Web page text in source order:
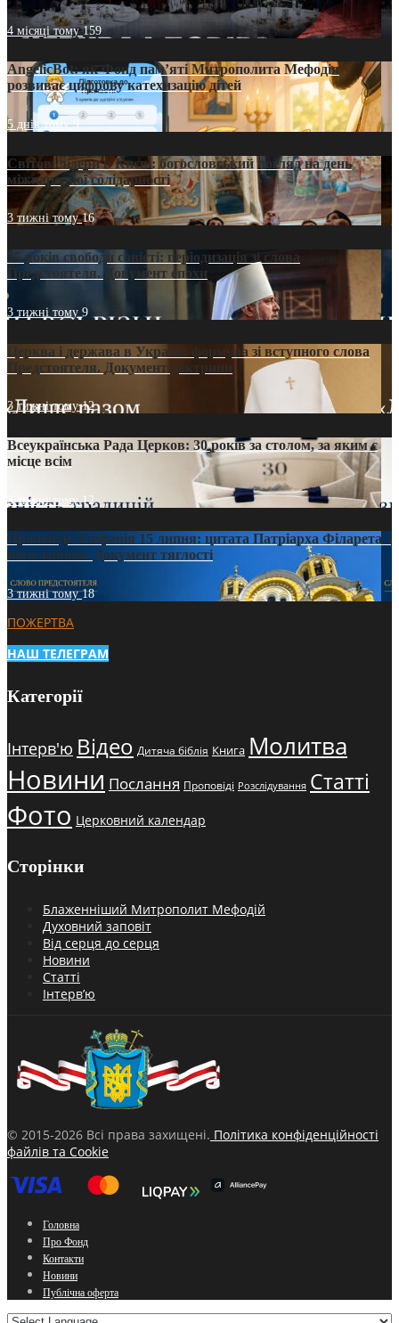
4 місяці тому159
AngelicBot: як Фонд пам’яті Митрополита Мефодія
розвиває цифрову катехизацію дітей
5 днів тому9
Світові лідери в Києві: богословський погляд на день
міжнародної солідарності
3 тижні тому16
35 років свободи совісті: періодизація зі слова
Предстоятеля. Документ епохи
3 тижні тому 9
Церква і держава в Україні: формула зі вступного слова
Предстоятеля. Документ доктрини
3 тижні тому12
Всеукраїнська Рада Церков: 30 років за столом, за яким є
місце всім
3 тижні тому12
Проповідь Епіфанія 15 липня: цитата Патріарха Філарета з
його амвона. Документ тяглості
3 тижні тому18
ПОЖЕРТВА
НАШ ТЕЛЕГРАМ
Категорії
Інтерв'ю Відео Дитяча біблія Книга Молитва
Новини Послання Проповіді Розслідування Статті
Фото Церковний календар
Сторінки
Блаженніший Митрополит Мефодій
Духовний заповіт
Від серця до серця
Новини
Статті
Інтерв’ю
© 2015-2026 Всі права захищені. Політика конфіденційності
файлів та Cookie
Головна
Про Фонд
Контакти
Новини
Публічна оферта